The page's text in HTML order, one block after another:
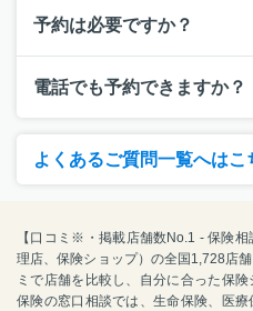
予約は必要ですか？
電話でも予約できますか？
よくあるご質問一覧へはこ
【口コミ※・掲載店舗数No.1 - 保険
理店、保険ショップ）の全国1,728店
ミで店舗を比較し、自分に合った保
保険の窓口相談では、生命保険、医